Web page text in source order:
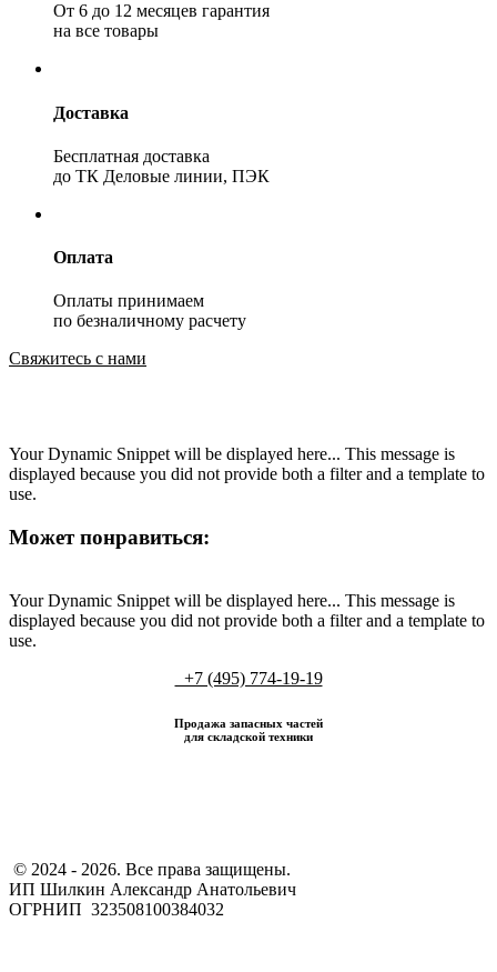
От 6 до 12 месяцев гарантия
на все товары
Доставка
Бесплатная доставка
до ТК Деловые линии, ПЭК
Оплата
Оплаты принимаем
по безналичному расчету
Свяжитесь с нами
Your Dynamic Snippet will be displayed here... This message is
displayed because you did not provide both a filter and a template to
use.
Может понравиться:
Your Dynamic Snippet will be displayed here... This message is
displayed because you did not provide both a filter and a template to
use.
+7 (495) 774-19-19
Продажа запасных частей
для складской техники
​ © 2024 - 2026. Все права защищены.
ИП Шилкин Александр Анатольевич
ОГРНИП 323508100384032